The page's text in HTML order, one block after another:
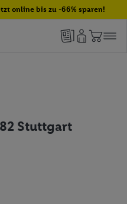
online bis zu -66% sparen!
Stuttgart